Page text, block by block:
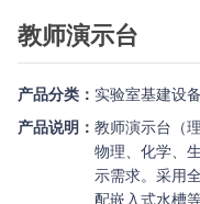
教师演示台
产品分类： 实验室基建设备
产品说明： 教师演示台（
物理、化学、
示需求。采用
配嵌入式水槽